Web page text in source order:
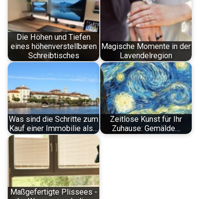
Die Höhen und Tiefen
eines höhenverstellbaren
Schreibtisches
Magische Momente in der
Lavendelregion
Was sind die Schritte zum
Kauf einer Immobilie als…
Zeitlose Kunst für Ihr
Zuhause: Gemälde…
Maßgefertigte Plissees -